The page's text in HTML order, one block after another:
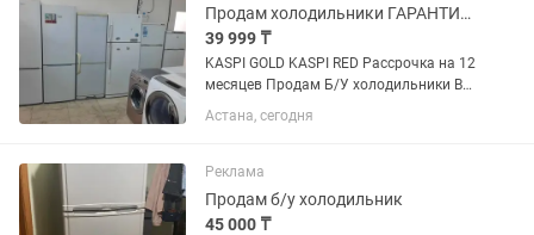
Продам холодильники ГАРАНТИЯ +ДОСТАВКА по городу БЕСПЛАТНО
39 999 ₸
KASPI GOLD KASPI RED Рассрочка на 12
месяцев Продам Б/У холодильники В
отличном рабочем состоянии.
Гарантия +Доставка ПО ГОРОДУ
ул.Абылайхана дом 62
Астана, сегодня
Реклама
Продам б/у холодильник
45 000 ₸